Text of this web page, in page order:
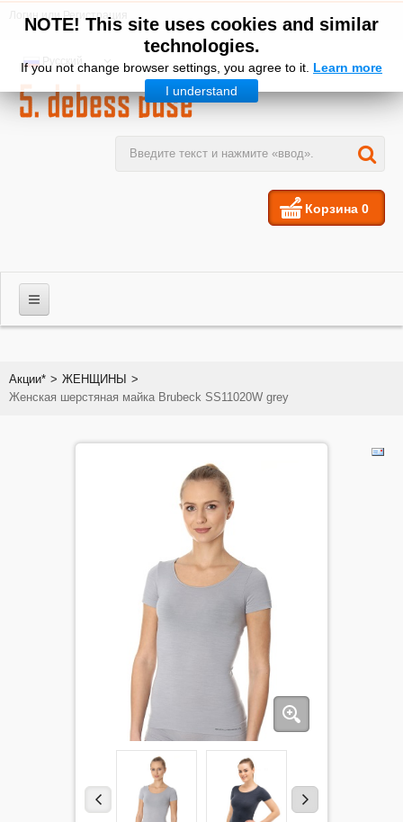
NOTE! This site uses cookies and similar
technologies.
If you not change browser settings, you agree to it. Learn more
I understand
Логин илиРегистрация
Русский
Корзина 0
ЖЕНЩИНЫ
Акции* > ЖЕНЩИНЫ >
Женская шерстяная майка Brubeck SS11020W grey